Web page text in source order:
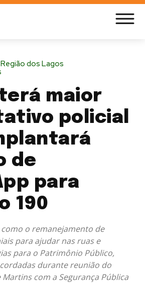
Região dos Lagos
terá maior
policial
de
para
190
o remanejamento de
para ajudar nas ruas e
para o Patrimônio Público,
durante reunião do
com a Segurança Pública